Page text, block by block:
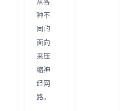
种不
同的
面向
来压
缩神
经网
路。